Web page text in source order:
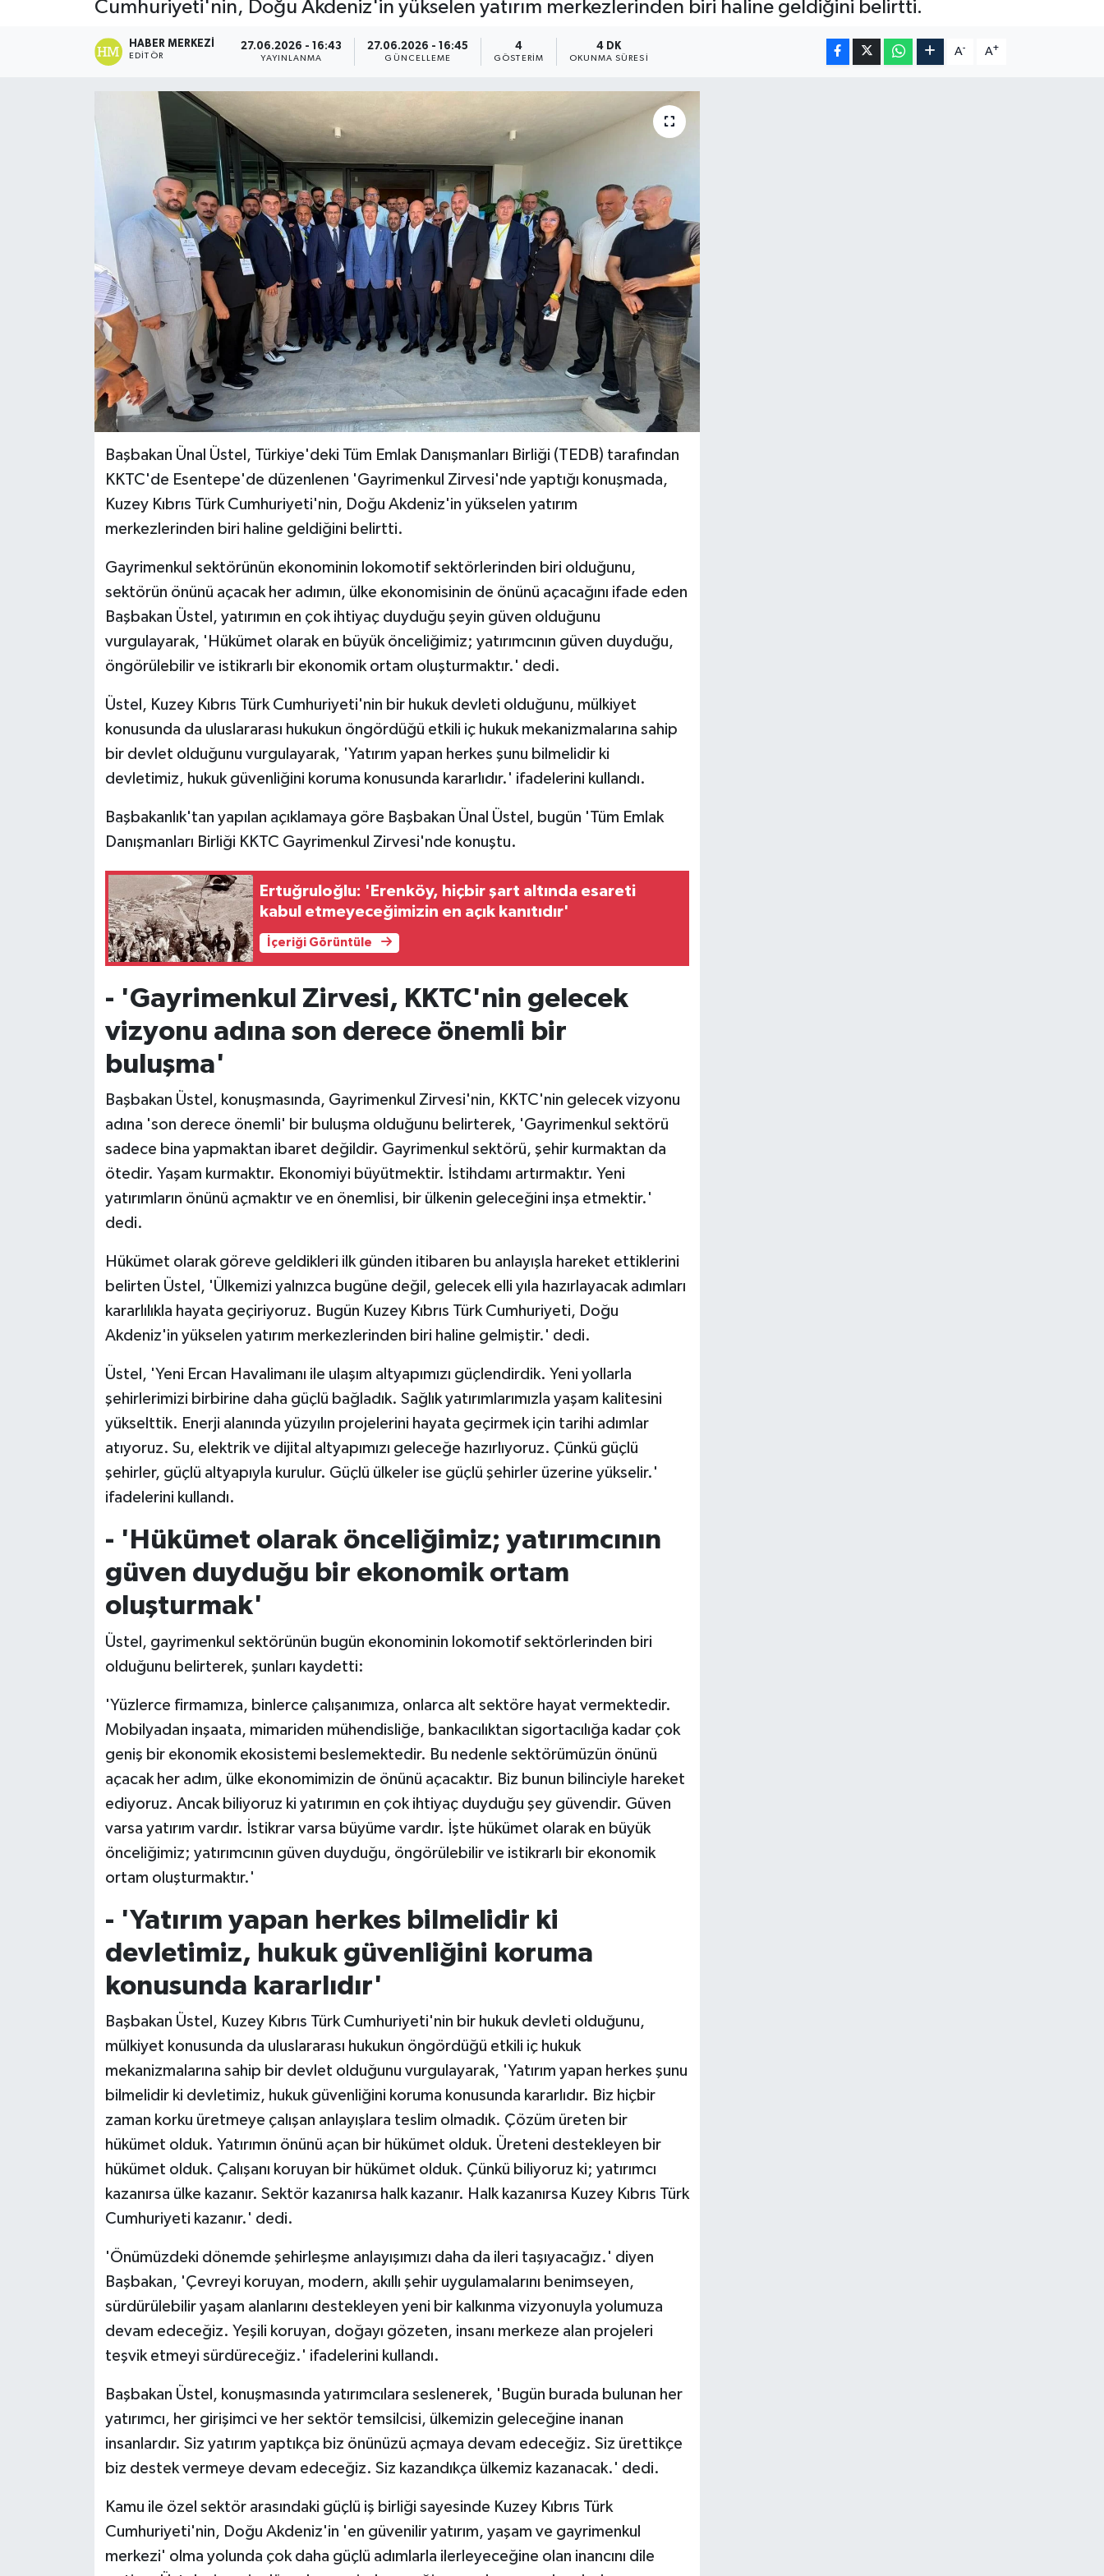
Cumhuriyeti'nin, Doğu Akdeniz'in yükselen yatırım merkezlerinden biri haline geldiğini belirtti.
HABER MERKEZI
EDITÖR
27.06.2026 - 16:43
YAYINLANMA
27.06.2026 - 16:45
GÜNCELLEME
4
GÖSTERIM
4 DK
OKUNMA SÜRESI
A- A+
Başbakan Ünal Üstel, Türkiye'deki Tüm Emlak Danışmanları Birliği (TEDB) tarafından
KKTC'de Esentepe'de düzenlenen 'Gayrimenkul Zirvesi'nde yaptığı konuşmada,
Kuzey Kıbrıs Türk Cumhuriyeti'nin, Doğu Akdeniz'in yükselen yatırım
merkezlerinden biri haline geldiğini belirtti.
Gayrimenkul sektörünün ekonominin lokomotif sektörlerinden biri olduğunu,
sektörün önünü açacak her adımın, ülke ekonomisinin de önünü açacağını ifade eden
Başbakan Üstel, yatırımın en çok ihtiyaç duyduğu şeyin güven olduğunu
vurgulayarak, 'Hükümet olarak en büyük önceliğimiz; yatırımcının güven duyduğu,
öngörülebilir ve istikrarlı bir ekonomik ortam oluşturmaktır.' dedi.
Üstel, Kuzey Kıbrıs Türk Cumhuriyeti'nin bir hukuk devleti olduğunu, mülkiyet
konusunda da uluslararası hukukun öngördüğü etkili iç hukuk mekanizmalarına sahip
bir devlet olduğunu vurgulayarak, 'Yatırım yapan herkes şunu bilmelidir ki
devletimiz, hukuk güvenliğini koruma konusunda kararlıdır.' ifadelerini kullandı.
Başbakanlık'tan yapılan açıklamaya göre Başbakan Ünal Üstel, bugün 'Tüm Emlak
Danışmanları Birliği KKTC Gayrimenkul Zirvesi'nde konuştu.
Ertuğruloğlu: 'Erenköy, hiçbir şart altında esareti
kabul etmeyeceğimizin en açık kanıtıdır'
İçeriği Görüntüle
- 'Gayrimenkul Zirvesi, KKTC'nin gelecek
vizyonu adına son derece önemli bir
buluşma'
Başbakan Üstel, konuşmasında, Gayrimenkul Zirvesi'nin, KKTC'nin gelecek vizyonu
adına 'son derece önemli' bir buluşma olduğunu belirterek, 'Gayrimenkul sektörü
sadece bina yapmaktan ibaret değildir. Gayrimenkul sektörü, şehir kurmaktan da
ötedir. Yaşam kurmaktır. Ekonomiyi büyütmektir. İstihdamı artırmaktır. Yeni
yatırımların önünü açmaktır ve en önemlisi, bir ülkenin geleceğini inşa etmektir.'
dedi.
Hükümet olarak göreve geldikleri ilk günden itibaren bu anlayışla hareket ettiklerini
belirten Üstel, 'Ülkemizi yalnızca bugüne değil, gelecek elli yıla hazırlayacak adımları
kararlılıkla hayata geçiriyoruz. Bugün Kuzey Kıbrıs Türk Cumhuriyeti, Doğu
Akdeniz'in yükselen yatırım merkezlerinden biri haline gelmiştir.' dedi.
Üstel, 'Yeni Ercan Havalimanı ile ulaşım altyapımızı güçlendirdik. Yeni yollarla
şehirlerimizi birbirine daha güçlü bağladık. Sağlık yatırımlarımızla yaşam kalitesini
yükselttik. Enerji alanında yüzyılın projelerini hayata geçirmek için tarihi adımlar
atıyoruz. Su, elektrik ve dijital altyapımızı geleceğe hazırlıyoruz. Çünkü güçlü
şehirler, güçlü altyapıyla kurulur. Güçlü ülkeler ise güçlü şehirler üzerine yükselir.'
ifadelerini kullandı.
- 'Hükümet olarak önceliğimiz; yatırımcının
güven duyduğu bir ekonomik ortam
oluşturmak'
Üstel, gayrimenkul sektörünün bugün ekonominin lokomotif sektörlerinden biri
olduğunu belirterek, şunları kaydetti:
'Yüzlerce firmamıza, binlerce çalışanımıza, onlarca alt sektöre hayat vermektedir.
Mobilyadan inşaata, mimariden mühendisliğe, bankacılıktan sigortacılığa kadar çok
geniş bir ekonomik ekosistemi beslemektedir. Bu nedenle sektörümüzün önünü
açacak her adım, ülke ekonomimizin de önünü açacaktır. Biz bunun bilinciyle hareket
ediyoruz. Ancak biliyoruz ki yatırımın en çok ihtiyaç duyduğu şey güvendir. Güven
varsa yatırım vardır. İstikrar varsa büyüme vardır. İşte hükümet olarak en büyük
önceliğimiz; yatırımcının güven duyduğu, öngörülebilir ve istikrarlı bir ekonomik
ortam oluşturmaktır.'
- 'Yatırım yapan herkes bilmelidir ki
devletimiz, hukuk güvenliğini koruma
konusunda kararlıdır'
Başbakan Üstel, Kuzey Kıbrıs Türk Cumhuriyeti'nin bir hukuk devleti olduğunu,
mülkiyet konusunda da uluslararası hukukun öngördüğü etkili iç hukuk
mekanizmalarına sahip bir devlet olduğunu vurgulayarak, 'Yatırım yapan herkes şunu
bilmelidir ki devletimiz, hukuk güvenliğini koruma konusunda kararlıdır. Biz hiçbir
zaman korku üretmeye çalışan anlayışlara teslim olmadık. Çözüm üreten bir
hükümet olduk. Yatırımın önünü açan bir hükümet olduk. Üreteni destekleyen bir
hükümet olduk. Çalışanı koruyan bir hükümet olduk. Çünkü biliyoruz ki; yatırımcı
kazanırsa ülke kazanır. Sektör kazanırsa halk kazanır. Halk kazanırsa Kuzey Kıbrıs Türk
Cumhuriyeti kazanır.' dedi.
'Önümüzdeki dönemde şehirleşme anlayışımızı daha da ileri taşıyacağız.' diyen
Başbakan, 'Çevreyi koruyan, modern, akıllı şehir uygulamalarını benimseyen,
sürdürülebilir yaşam alanlarını destekleyen yeni bir kalkınma vizyonuyla yolumuza
devam edeceğiz. Yeşili koruyan, doğayı gözeten, insanı merkeze alan projeleri
teşvik etmeyi sürdüreceğiz.' ifadelerini kullandı.
Başbakan Üstel, konuşmasında yatırımcılara seslenerek, 'Bugün burada bulunan her
yatırımcı, her girişimci ve her sektör temsilcisi, ülkemizin geleceğine inanan
insanlardır. Siz yatırım yaptıkça biz önünüzü açmaya devam edeceğiz. Siz ürettikçe
biz destek vermeye devam edeceğiz. Siz kazandıkça ülkemiz kazanacak.' dedi.
Kamu ile özel sektör arasındaki güçlü iş birliği sayesinde Kuzey Kıbrıs Türk
Cumhuriyeti'nin, Doğu Akdeniz'in 'en güvenilir yatırım, yaşam ve gayrimenkul
merkezi' olma yolunda çok daha güçlü adımlarla ilerleyeceğine olan inancını dile
GÜNDEM
GÜNEY KIBRIS
İÇ HABERLER
KÜLTÜR SANAT
LEFKOŞA
MAGAZİN
Nöbetçi Eczaneler
TEKNOLOJİ